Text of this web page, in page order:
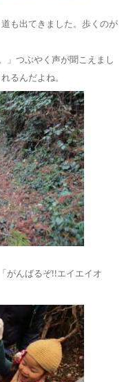
も出てきました。歩くのが
」つぶやく声が聞こえまし
るんだよね。
がんばるぞ!!エイエイオ